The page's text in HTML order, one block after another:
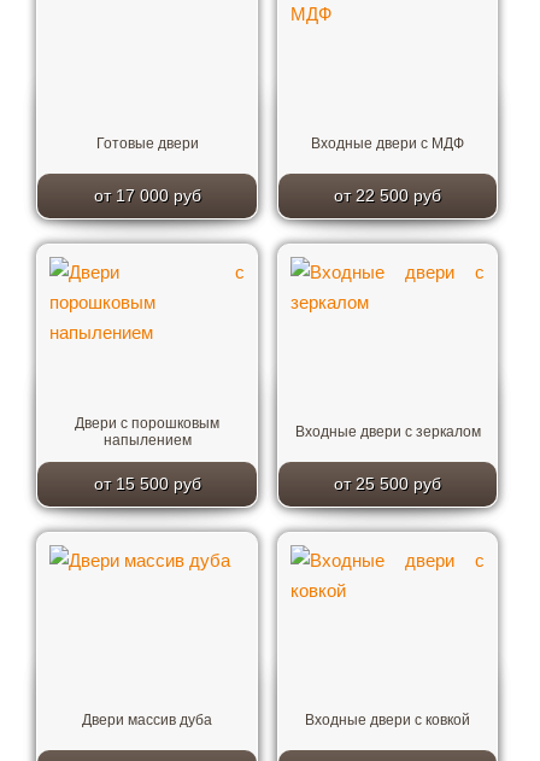
Готовые двери
от 17 000 руб
Входные двери с МДФ
от 22 500 руб
Двери с порошковым
напылением
от 15 500 руб
Входные двери с зеркалом
от 25 500 руб
Двери массив дуба Входные двери с ковкой